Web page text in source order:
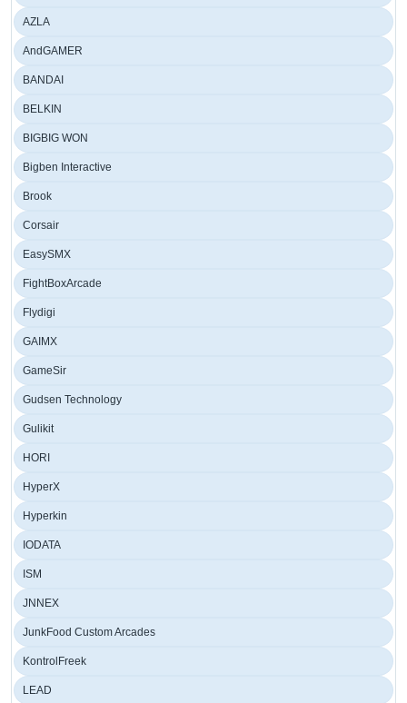
AZLA
AndGAMER
BANDAI
BELKIN
BIGBIG WON
Bigben Interactive
Brook
Corsair
EasySMX
FightBoxArcade
Flydigi
GAIMX
GameSir
Gudsen Technology
Gulikit
HORI
HyperX
Hyperkin
IODATA
ISM
JNNEX
JunkFood Custom Arcades
KontrolFreek
LEAD